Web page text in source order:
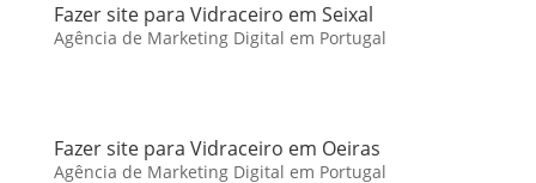
Fazer site para Vidraceiro em Seixal
Agência de Marketing Digital em Portugal
Fazer site para Vidraceiro em Oeiras
Agência de Marketing Digital em Portugal